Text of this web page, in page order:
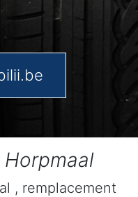
, remplacement